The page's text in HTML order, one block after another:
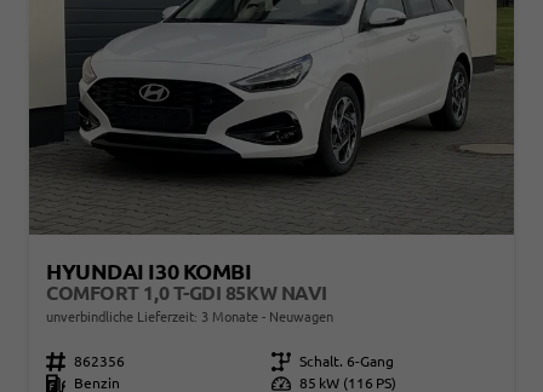
HYUNDAI I30 KOMBI
COMFORT 1,0 T-GDI 85KW NAVI
unverbindliche Lieferzeit: 3 Monate Neuwagen
Fahrzeugnr. 862356 Getriebe Schalt. 6-Gang
Kraftstoff
Benzin Leistung 85 kW (116 PS)